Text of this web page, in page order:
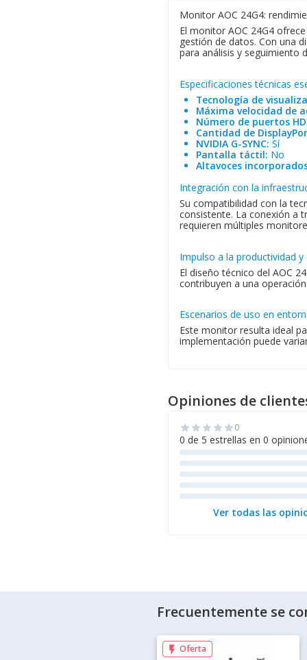
Monitor AOC 24G4:
El monitor AOC 24G4
gestión de datos. Con una
para análisis y seguimiento
Especificaciones técnicas
Tecnología de
Máxima velocidad de
Número de puertos
Cantidad de
NVIDIA G-SYNC: Sí
Pantalla táctil: No
Altavoces
Integración con la
Su compatibilidad con la
consistente. La conexión a
requieren múltiples
Impulso a la productividad
El diseño técnico del AOC
contribuyen a una
Escenarios de uso en
Este monitor resulta ideal
implementación puede
Opiniones de
star star star star star0
0 de 5 estrellas en 0
Ver todas las
Frecuentemente se
flash_on Oferta